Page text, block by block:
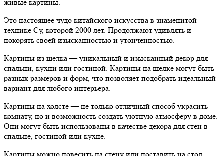
живые картины.
Это настоящее чудо китайского искусства в знаменитой
технике Су, которой 2000 лет. Продолжают удивлять и
покорять своей изысканностью и утонченностью.
Картины из шелка — уникальный и изысканный декор для
спальни, кухни или гостиной. Картины на шелке могут быть
разных размеров и форм, что позволяет подобрать идеальный
вариант для любого интерьера.
Картины на холсте — не только отличный способ украсить
комнату, но и возможность создать уютную атмосферу в доме.
Они могут быть использованы в качестве декора для стен в
спальне, гостиной или кухне.